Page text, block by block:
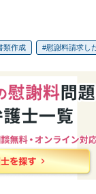
類作成 慰謝料請求し